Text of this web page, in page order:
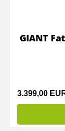
3.399,00
GIANT